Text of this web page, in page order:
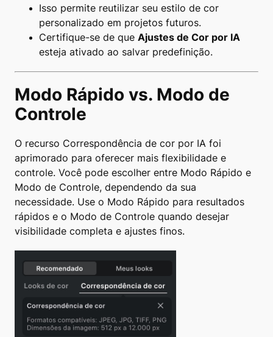
Isso permite reutilizar seu estilo de cor
personalizado em projetos futuros.
Certifique-se de que Ajustes de Cor por IA
esteja ativado ao salvar predefinição.
Modo Rápido vs. Modo de
Controle
O recurso Correspondência de cor por IA foi
aprimorado para oferecer mais flexibilidade e
controle. Você pode escolher entre Modo Rápido e
Modo de Controle, dependendo da sua
necessidade. Use o Modo Rápido para resultados
rápidos e o Modo de Controle quando desejar
visibilidade completa e ajustes finos.